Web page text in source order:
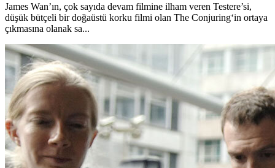
James Wan’ın, çok sayıda devam filmine ilham veren Testere’si,
düşük bütçeli bir doğaüstü korku filmi olan The Conjuring‘in ortaya
çıkmasına olanak sa...